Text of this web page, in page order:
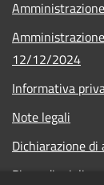
12/12/2024
Informativa
Note legali
Dichiarazione di
Piano di